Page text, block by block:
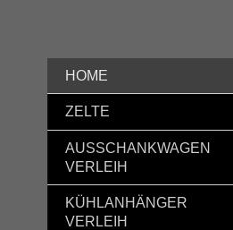
HOME
ZELTE
AUSSCHANKWAGEN
VERLEIH
KÜHLANHÄNGER
VERLEIH